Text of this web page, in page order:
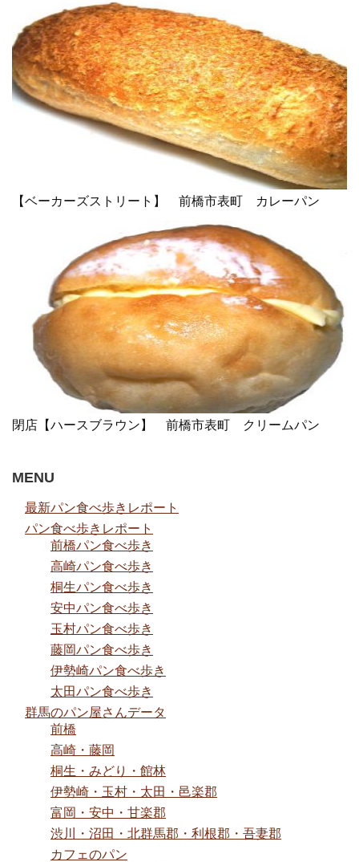
【ベーカーズストリート】 前橋市表町 カレーパン
閉店【ハースブラウン】 前橋市表町 クリームパン
MENU
最新パン食べ歩きレポート
パン食べ歩きレポート
前橋パン食べ歩き
高崎パン食べ歩き
桐生パン食べ歩き
安中パン食べ歩き
玉村パン食べ歩き
藤岡パン食べ歩き
伊勢崎パン食べ歩き
太田パン食べ歩き
群馬のパン屋さんデータ
前橋
高崎・藤岡
桐生・みどり・館林
伊勢崎・玉村・太田・邑楽郡
富岡・安中・甘楽郡
渋川・沼田・北群馬郡・利根郡・吾妻郡
カフェのパン